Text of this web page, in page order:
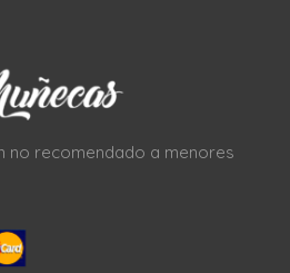
no recomendado a menores